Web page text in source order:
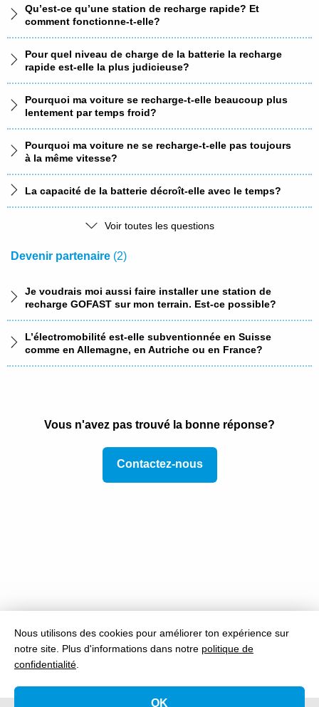
Existe-t-il un programme de fidélité / de bonus
GOFAST se concentre sur la recharge rapide. Et qui
Qu’est-ce qu’une station de recharge rapide? Et
comment fonctionne-t-elle?
Pour quel niveau de charge de la batterie la recharge
rapide est-elle la plus judicieuse?
Pourquoi ma voiture se recharge-t-elle beaucoup plus
lentement par temps froid?
Pourquoi ma voiture ne se recharge-t-elle pas toujours
à la même vitesse?
La capacité de la batterie décroît-elle avec le temps?
La recharge rapide est plus chère que la recharge à
puissance de 300 kW n’est-elle pas préférable?
Puis-je charger un vélo électrique sur des bornes
GOFAST?
Voir toutes les questions
Devenir partenaire (2)
Je voudrais moi aussi faire installer une station de
recharge GOFAST sur mon terrain. Est-ce possible?
L’électromobilité est-elle subventionnée en Suisse
comme en Allemagne, en Autriche ou en France?
Vous n'avez pas trouvé la bonne réponse?
Contactez-nous
Nous utilisons des cookies pour améliorer ton expérience sur
notre site. Plus d'informations dans notre politique de
confidentialité
OK